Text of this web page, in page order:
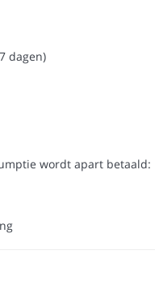
dagen)
wordt apart betaald: